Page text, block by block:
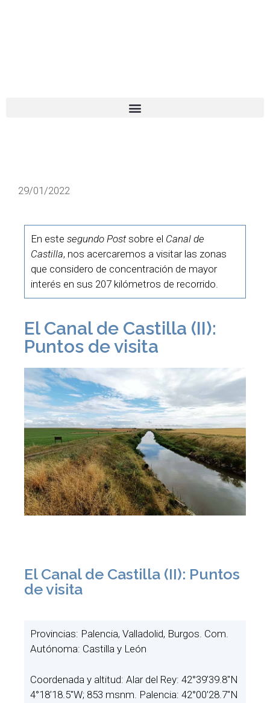
29/01/2022
En este segundo Postsobre el Canal de
Castilla, nos acercaremos a visitar las zonas
que considero de concentración de mayor
interés en sus 207 kilómetros de recorrido.
El Canal de Castilla (II):
Puntos de visita
El Canal de Castilla (II): Puntos
de visita
Provincias: Palencia, Valladolid, Burgos. Com.
Autónoma: Castilla y León
Coordenada y altitud: Alar del Rey: 42°39’39.8″N
4°18’18.5″W; 853 msnm. Palencia: 42°00’28.7″N